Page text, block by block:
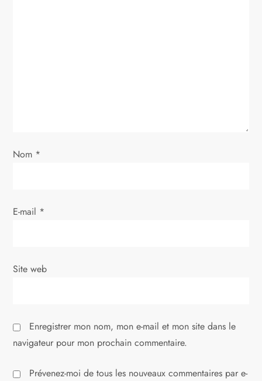
’
r
i
l
e
Nom *
E-mail *
Site web
Enregistrer mon nom, mon e-mail et mon site dans le
navigateur pour mon prochain commentaire.
Prévenez-moi de tous les nouveaux commentaires par e-